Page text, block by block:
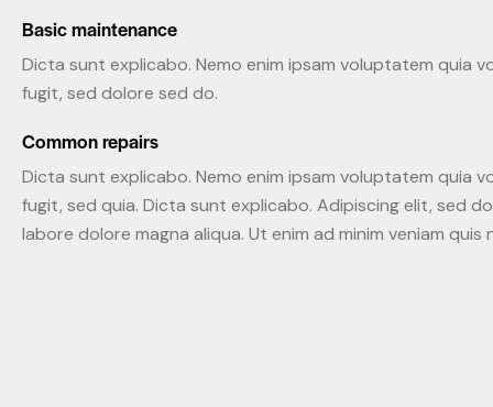
Basic maintenance
Dicta sunt explicabo. Nemo enim ipsam voluptatem quia
fugit, sed dolore sed do.
Common repairs
Dicta sunt explicabo. Nemo enim ipsam voluptatem quia
fugit, sed quia. Dicta sunt explicabo. Adipiscing elit, sed
labore dolore magna aliqua. Ut enim ad minim veniam quis